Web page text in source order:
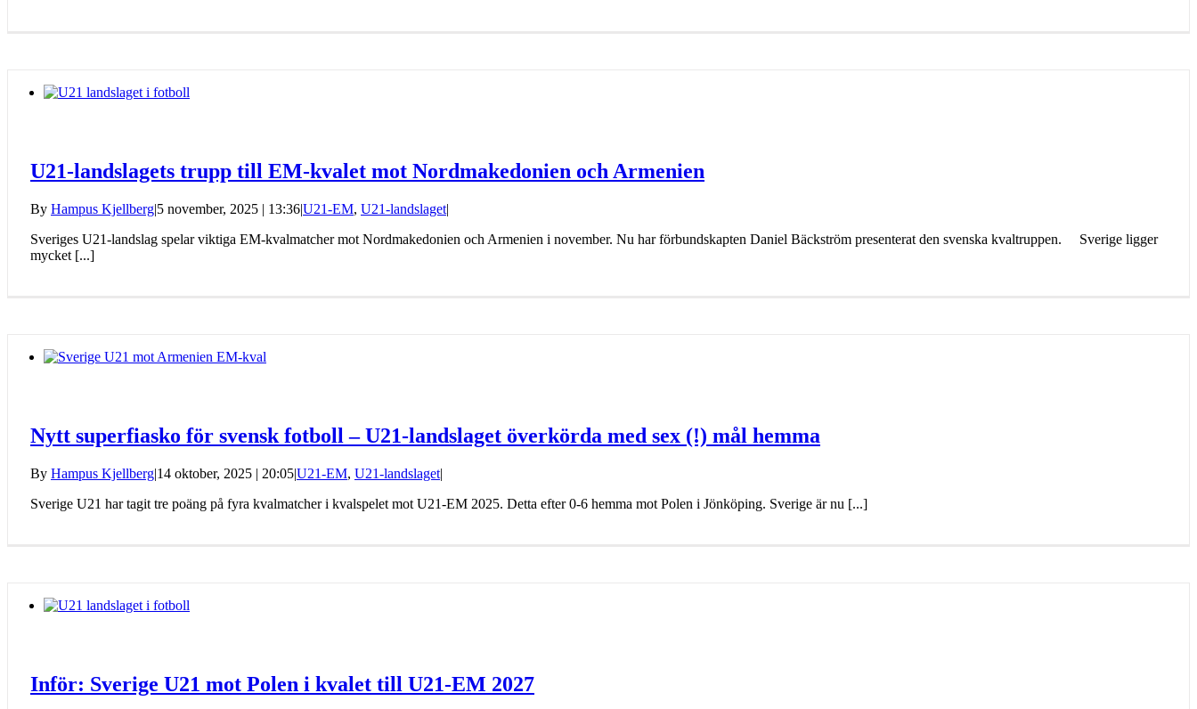
U21-landslagets trupp till EM-kvalet mot Nordmakedonien och Armenien
By Hampus Kjellberg|5 november, 2025 | 13:36|U21-EM, U21-landslaget|
Sveriges U21-landslag spelar viktiga EM-kvalmatcher mot Nordmakedonien och Armenien i november. Nu har förbundskapten Daniel Bäckström presenterat den svenska kvaltruppen. Sverige ligger
mycket [...]
Nytt superfiasko för svensk fotboll – U21-landslaget överkörda med sex (!) mål hemma
By Hampus Kjellberg|14 oktober, 2025 | 20:05|U21-EM, U21-landslaget|
Sverige U21 har tagit tre poäng på fyra kvalmatcher i kvalspelet mot U21-EM 2025. Detta efter 0-6 hemma mot Polen i Jönköping. Sverige är nu [...]
Inför: Sverige U21 mot Polen i kvalet till U21-EM 2027